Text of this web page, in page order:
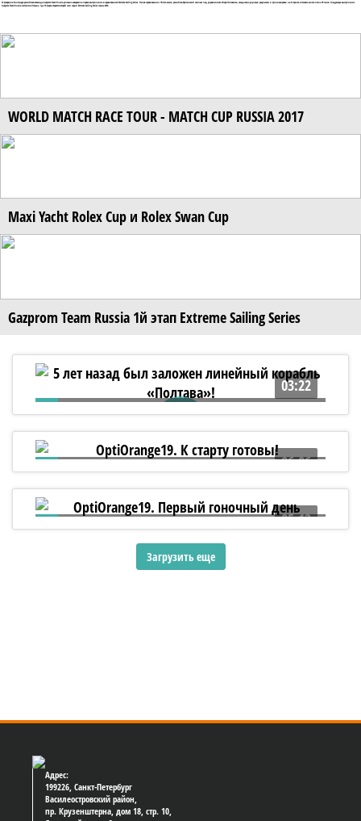
23 февраля в Сингапуре российская команда Gazprom Team Russia успешно завершила первое выступление в соревнованиях Extreme Sailing Series. Начав соревнования с 10-того места, российско-британский экипаж под управлением Игоря Лисовенко, ежедневно улучшал результаты и финишировал на 8 строчке итогового зачета после 29 гонок. Следующее выступление
Gazprom Team Russia состоится в Омане, где 19 марта откроется второй этап серии Extreme Sailing Series сезона 2014.
WORLD MATCH RACE TOUR - MATCH CUP RUSSIA 2017
Maxi Yacht Rolex Cup и Rolex Swan Cup
Gazprom Team Russia 1й этап Extreme Sailing Series
03:22
5 лет назад был заложен линейный
корабль «Полтава»!
06:06
OptiOrange19. К старту готовы!
05:13
OptiOrange19. Первый гоночный день
Загрузить еще
Адрес:
199226, Санкт-Петербург
Василеостровский район,
пр. Крузенштерна, дом 18, стр. 10,